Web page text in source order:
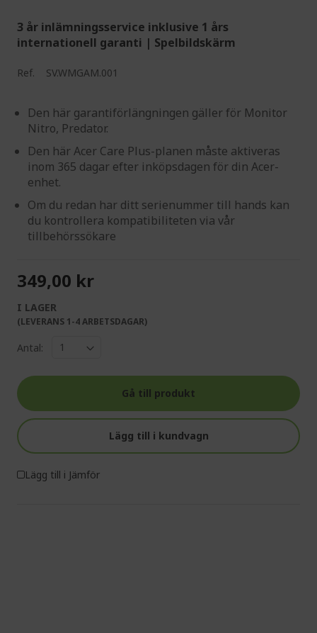
3 år inlämningsservice inklusive 1 års
internationell garanti | Spelbildskärm
Ref. SV.WMGAM.001
Den här garantiförlängningen gäller för Monitor
Nitro, Predator.
Den här Acer Care Plus-planen måste aktiveras
inom 365 dagar efter inköpsdagen för din Acer-
enhet.
Om du redan har ditt serienummer till hands kan
du kontrollera kompatibiliteten via vår
tillbehörssökare
349,00 kr
I LAGER
(LEVERANS 1-4 ARBETSDAGAR)
Antal:
Gå till produkt
Lägg till i kundvagn
Lägg till i Jämför